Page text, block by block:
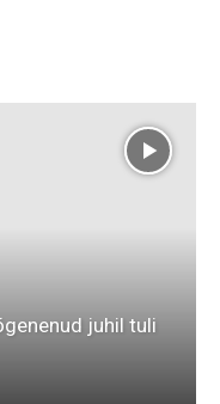
juhil tuli